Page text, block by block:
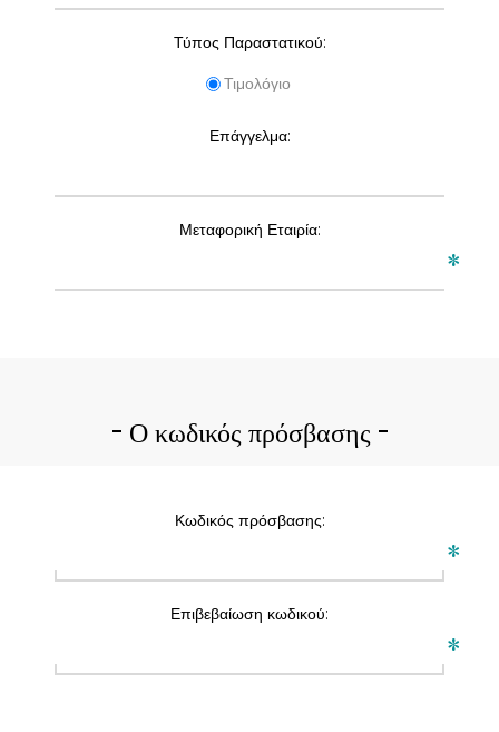
Τύπος Παραστατικού:
Τιμολόγιο
Επάγγελμα:
Μεταφορική Εταιρία:
*
Ο κωδικός πρόσβασης
Κωδικός πρόσβασης:
*
Επιβεβαίωση κωδικού:
*